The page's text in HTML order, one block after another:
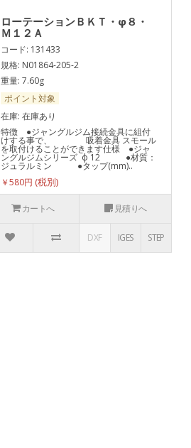
ローテーションＢＫＴ・φ８・
Ｍ１２Ａ
コード: 131433
規格: N01864-205-2
重量: 7.60g
ポイント対象
在庫: 在庫あり
特徴 ●ジャングルジム接続金具に組付
けする事で、 吸着金具 スモール
を取付けることができます仕様 ●ジャ
ングルジムシリーズ ф 12 ●材質：
ジュラルミン ●タップ(mm)..
￥580円
カートへ 見積りへ
DXF IGES STEP